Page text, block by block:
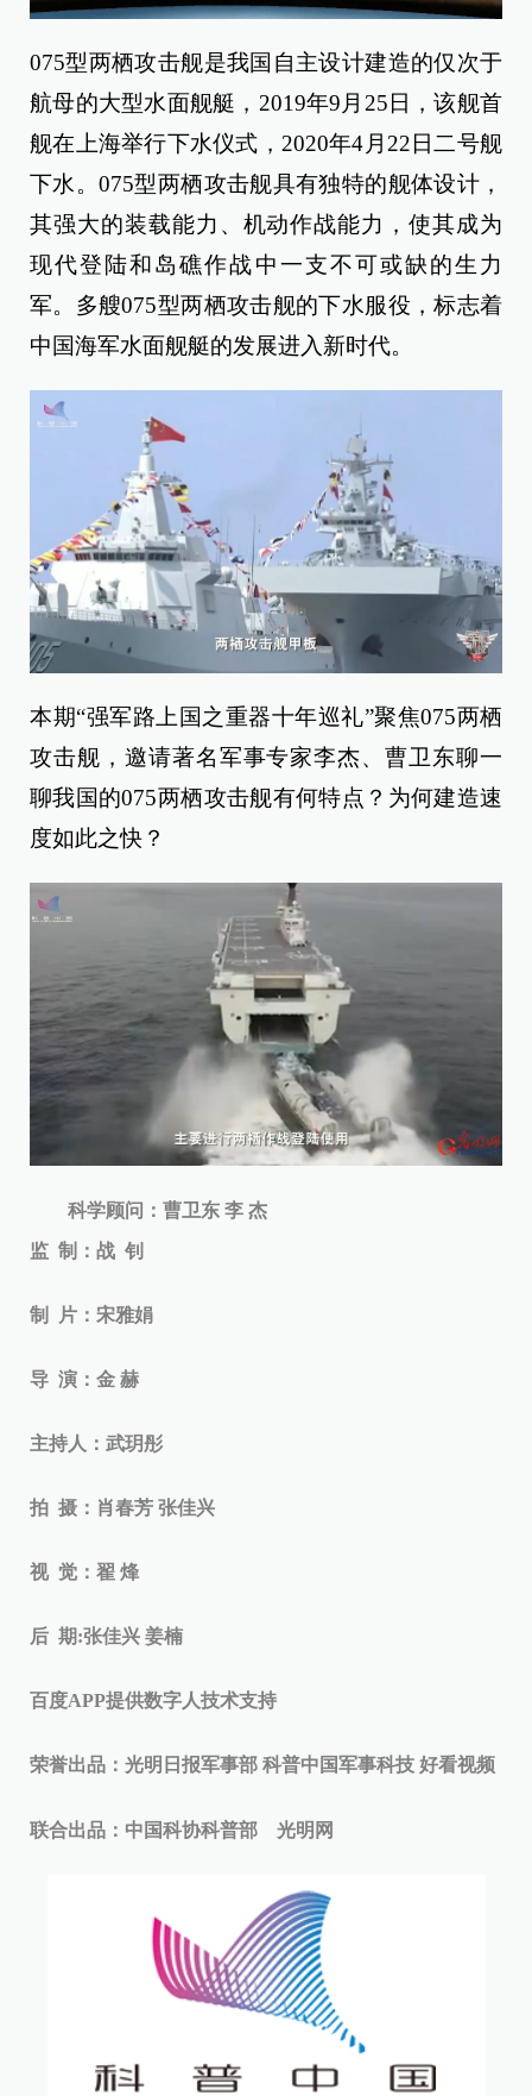
075型两栖攻击舰是我国自主设计建造的仅次于
航母的大型水面舰艇，2019年9月25日，该舰首
舰在上海举行下水仪式，2020年4月22日二号舰
下水。075型两栖攻击舰具有独特的舰体设计，
其强大的装载能力、机动作战能力，使其成为
现代登陆和岛礁作战中一支不可或缺的生力
军。多艘075型两栖攻击舰的下水服役，标志着
中国海军水面舰艇的发展进入新时代。
本期“强军路上国之重器十年巡礼”聚焦075两栖
攻击舰，邀请著名军事专家李杰、曹卫东聊一
聊我国的075两栖攻击舰有何特点？为何建造速
度如此之快？
科学顾问：曹卫东 李 杰
监 制：战 钊
制 片：宋雅娟
导 演：金 赫
主持人：武玥彤
拍 摄：肖春芳 张佳兴
视 觉：翟 烽
后 期:张佳兴 姜楠
百度APP提供数字人技术支持
荣誉出品：光明日报军事部 科普中国军事科技 好看视频
联合出品：中国科协科普部 光明网